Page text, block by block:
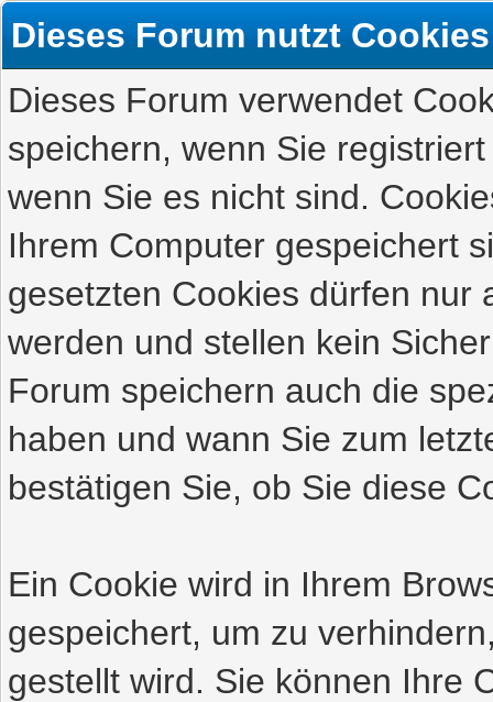
Dieses Forum nutzt Cookies
Dieses Forum verwendet
speichern, wenn Sie
wenn Sie es nicht sind.
Ihrem Computer gespeichert
gesetzten Cookies dürfen nur
werden und stellen kein
Forum speichern auch die
haben und wann Sie zum
bestätigen Sie, ob Sie diese
Ein Cookie wird in Ihrem
gespeichert, um zu
gestellt wird. Sie können Ihre